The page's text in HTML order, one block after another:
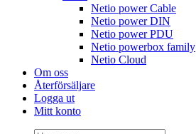
Netio power Cable
Netio power DIN
Netio power PDU
Netio powerbox family
Netio Cloud
Om oss
Återförsäljare
Logga ut
Mitt konto